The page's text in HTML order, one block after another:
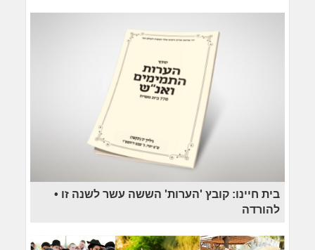
בית חיינו: קובץ 'הערות' הששה עשר לשנה זו •
להורדה